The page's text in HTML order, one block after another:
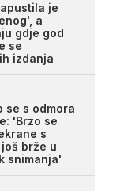
je
a
gdje god
se
izdanja
se s odmora
'Brzo se
s
brže u
snimanja'